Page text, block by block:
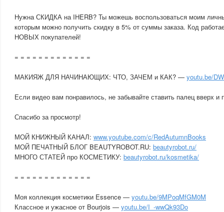
Нужна СКИДКА на IHERB? Ты можешь воспользоваться моим
которым можно получить скидку в 5% от суммы заказа. Код
НОВЫХ покупателей!
= = = = = = = = = = = = =
МАКИЯЖ ДЛЯ НАЧИНАЮЩИХ: ЧТО, ЗАЧЕМ и КАК? — youtu.be/
Если видео вам понравилось, не забывайте ставить палец вверх и
Спасибо за просмотр!
МОЙ КНИЖНЫЙ КАНАЛ: www.youtube.com/c/RedAutumnBooks
МОЙ ПЕЧАТНЫЙ БЛОГ BEAUTYROBOT.RU: beautyrobot.ru/
МНОГО СТАТЕЙ про КОСМЕТИКУ: beautyrobot.ru/kosmetika/
= = = = = = = = = = = = =
Моя коллекция косметики Essence — youtu.be/9MPoqMfGM0M
Классное и ужасное от Bourjois — youtu.be/I_-wwQk93Do